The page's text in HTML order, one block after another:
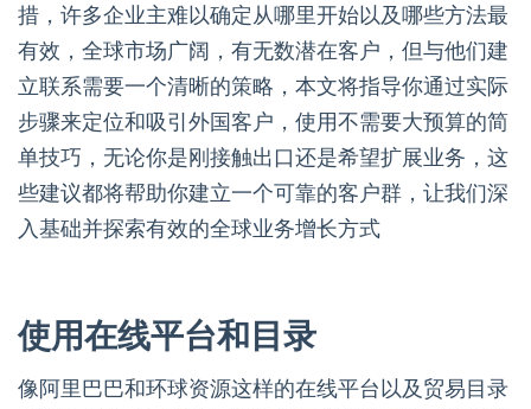
措，许多企业主难以确定从哪里开始以及哪些方法最
有效，全球市场广阔，有无数潜在客户，但与他们建
立联系需要一个清晰的策略，本文将指导你通过实际
步骤来定位和吸引外国客户，使用不需要大预算的简
单技巧，无论你是刚接触出口还是希望扩展业务，这
些建议都将帮助你建立一个可靠的客户群，让我们深
入基础并探索有效的全球业务增长方式
使用在线平台和目录
像阿里巴巴和环球资源这样的在线平台以及贸易目录